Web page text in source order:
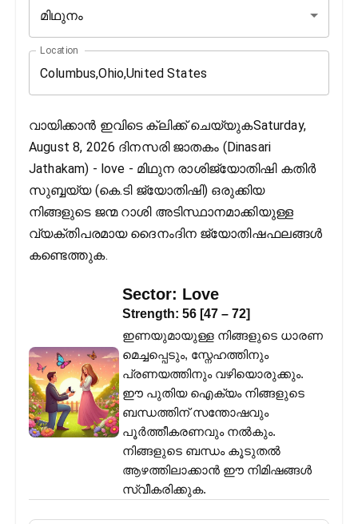
മിഥുനം
Location
വായിക്കാൻ ഇവിടെ ക്ലിക്ക് ചെയ്യുകSaturday,
August 8, 2026 ദിനസരി ജാതകം (Dinasari
Jathakam) - love - മിഥുന രാശിജ്യോതിഷി കതിര്‍
സുബ്ബയ്യ (കെ.ടി ജ്യോതിഷി) ഒരുക്കിയ
നിങ്ങളുടെ ജന്മ റാശി അടിസ്ഥാനമാക്കിയുള്ള
വ്യക്തിപരമായ ദൈനംദിന ജ്യോതിഷഫലങ്ങള്‍
കണ്ടെത്തുക.
Sector: Love
Strength: 56 [47 – 72]
ഇണയുമായുള്ള നിങ്ങളുടെ ധാരണ
മെച്ചപ്പെടും, സ്നേഹത്തിനും
പ്രണയത്തിനും വഴിയൊരുക്കും.
ഈ പുതിയ ഐക്യം നിങ്ങളുടെ
ബന്ധത്തിന് സന്തോഷവും
പൂർത്തീകരണവും നൽകും.
നിങ്ങളുടെ ബന്ധം കൂടുതൽ
ആഴത്തിലാക്കാൻ ഈ നിമിഷങ്ങൾ
സ്വീകരിക്കുക.